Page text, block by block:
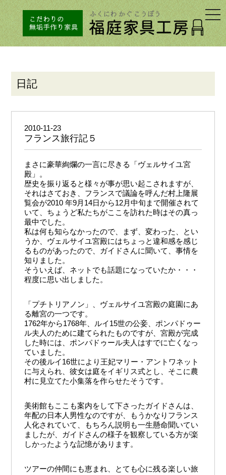
日記
2010-11-23
フランス旅行記５
まさに豪華絢爛の一言に尽きる「ヴェルサイユ宮
殿」。
歴史を振り返ると様々が事が思い起こされますが、
それはさておき、フランスで議論を呼んだ村上隆展
覧会が2010 年9月14日から12月中旬まで開催されて
いて、ちょうど私たちがここを訪れた時はその真っ
最中でした。
私は何も知らなかったので、まず、変わった、とい
うか、ヴェルサイユ宮殿にはちょっと違和感を感じ
るものがあったので、ガイドさんに聞いて、事情を
知りました。
そういえば、ネットでも話題になっていたか・・・
程度に思い出しました。
「プチトリアノン」、ヴェルサイユ宮殿の庭園にあ
る離宮の一つです。
1762年から1768年、ルイ15世の公妾、ポンパドゥー
ル夫人のために建てられたものですが、宮殿が完成
した時には、ポンパドゥール夫人はすでに亡くなっ
ていました。
その後ルイ16世により王妃マリー・アントワネット
に与えられ、彼女は庭をイギリス式とし、そこに農
村に見立てた小集落を作らせたそうです。
美術館もここも案内をして下さったガイドさんは、
年配の日本人男性なのですが、もうかなりフランス
人化されていて、もちろん説明も一生懸命聞いてい
ましたが、ガイドさんの様子を観察している方が楽
しかったような記憶があります。
ツアーの仲間にも恵まれ、とても心に残る楽しい旅